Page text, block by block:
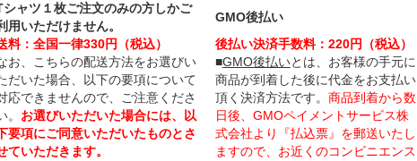
シャツ１枚ご注文のみの方しかご
用いただけません。
料：全国一律330円（税込）
お、こちらの配送方法をお選びい
だいた場合、以下の要項について
応できませんので、ご注意くださ
。 お選びいただいた場合には、以
要項にご同意いただいたものとさ
ていただきます。
GMO後払い
後払い決済手数料：220円（税込）
■GMO後払いとは、お客様の手元に
商品が到着した後に代金をお支払い
頂く決済方法です。 商品到着から数
日後、GMOペイメントサービス株
式会社より『払込票』を郵送いたし
ますので、お近くのコンビニエンス